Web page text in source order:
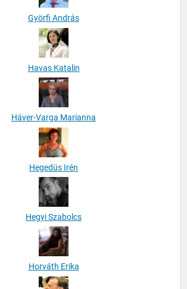
Györfi András
Havas Katalin
Háver-Varga Marianna
Hegedüs Irén
Hegyi Szabolcs
Horváth Erika